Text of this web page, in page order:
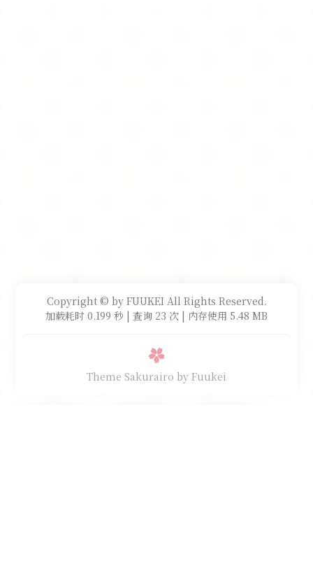
Copyright © by FUUKEI All Rights Reserved.
加载耗时 0.199 秒 | 查询 23 次 | 内存使用 5.48 MB
Theme Sakurairo by Fuukei